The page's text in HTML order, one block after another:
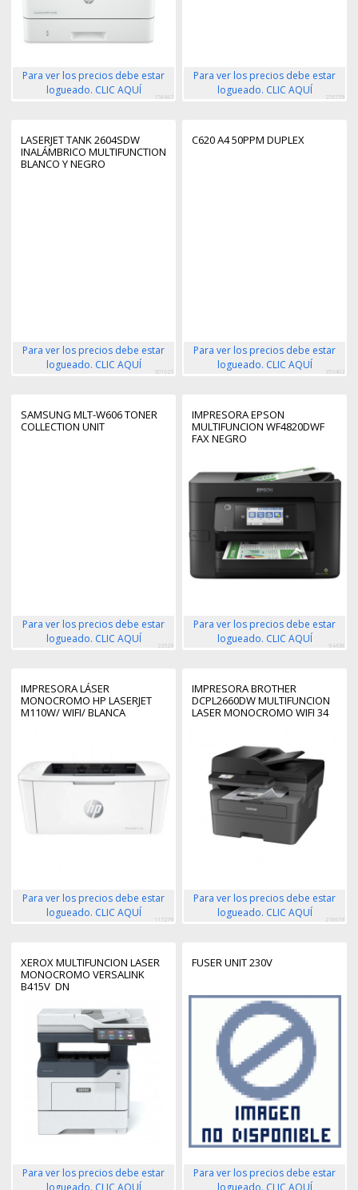
Para ver los precios debe estar
logueado. CLIC AQUÍ
158467
Para ver los precios debe estar
logueado. CLIC AQUÍ
256759
LASERJET TANK 2604SDW
INALÁMBRICO MULTIFUNCTION
BLANCO Y NEGRO
Para ver los precios debe estar
logueado. CLIC AQUÍ
301625
C620 A4 50PPM DUPLEX
Para ver los precios debe estar
logueado. CLIC AQUÍ
353402
SAMSUNG MLT-W606 TONER
COLLECTION UNIT
Para ver los precios debe estar
logueado. CLIC AQUÍ
23529
IMPRESORA EPSON
MULTIFUNCION WF4820DWF
FAX NEGRO
Para ver los precios debe estar
logueado. CLIC AQUÍ
94438
IMPRESORA LÁSER
MONOCROMO HP LASERJET
M110W/ WIFI/ BLANCA
Para ver los precios debe estar
logueado. CLIC AQUÍ
117279
IMPRESORA BROTHER
DCPL2660DW MULTIFUNCION
LASER MONOCROMO WIFI 34
Para ver los precios debe estar
logueado. CLIC AQUÍ
218619
XEROX MULTIFUNCION LASER
MONOCROMO VERSALINK
B415V_DN
Para ver los precios debe estar
logueado. CLIC AQUÍ
FUSER UNIT 230V
Para ver los precios debe estar
logueado. CLIC AQUÍ